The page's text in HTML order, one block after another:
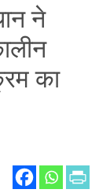
ने
का